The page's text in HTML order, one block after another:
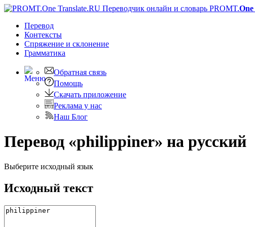
PROMT.One
Перевод
Контексты
Спряжение и склонение
Грамматика
Обратная связь
Помощь
Скачать приложение
Реклама у нас
Наш Блог
Перевод «philippiner» на русский
Выберите исходный язык
Исходный текст